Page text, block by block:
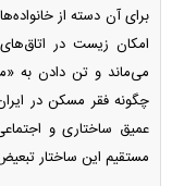
برای آن دسته از
امکان زیست در
می‌ماند و تن دادن به
چگونه فقر مسکن در
عمیق ساختاری و
مستقیم این ساختار